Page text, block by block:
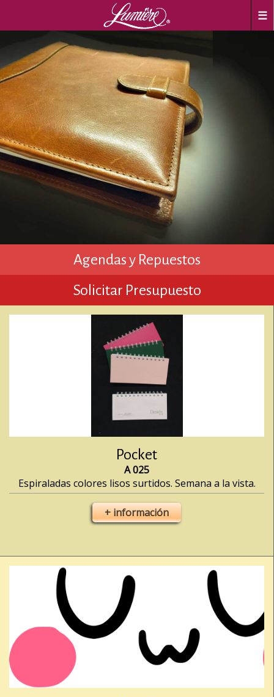
☰
Agendas y Repuestos
Solicitar Presupuesto
Pocket
A 025
Espiraladas colores lisos surtidos. Semana a la vista.
+ información